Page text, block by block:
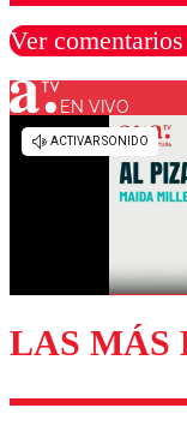
Ver comentarios
Los
EN VIVO
LAS MÁS